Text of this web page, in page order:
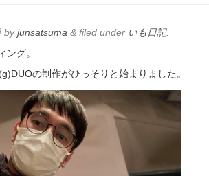
byjunsatsuma & filed under いも日記.
ング。
の制作がひっそりと始まりました。